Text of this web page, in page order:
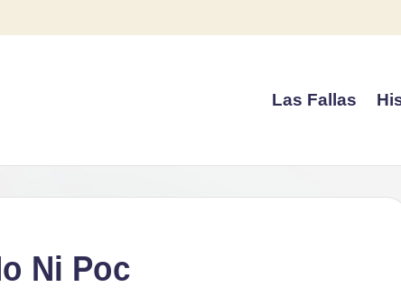
Las Fallas
Ni Poc